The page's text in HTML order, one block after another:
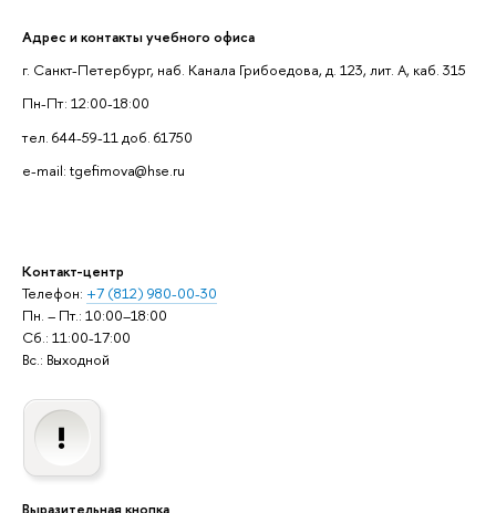
Адрес и контакты учебного офиса
г. Санкт-Петербург, наб. Канала Грибоедова, д. 123, лит. А, каб. 315
Пн-Пт: 12:00-18:00
тел. 644-59-11 доб. 61750
e-mail: tgefimova@hse.ru
Контакт-центр
Телефон: +7 (812) 980-00-30
Пн. – Пт.: 10:00–18:00
Сб.: 11:00-17:00
Вс.: Выходной
Выразительная кнопка